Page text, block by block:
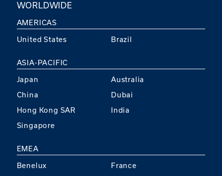
WORLDWIDE
AMERICAS
United States
Brazil
ASIA-PACIFIC
Japan
Australia
China
Dubai
Hong Kong SAR
India
Singapore
EMEA
Benelux
France